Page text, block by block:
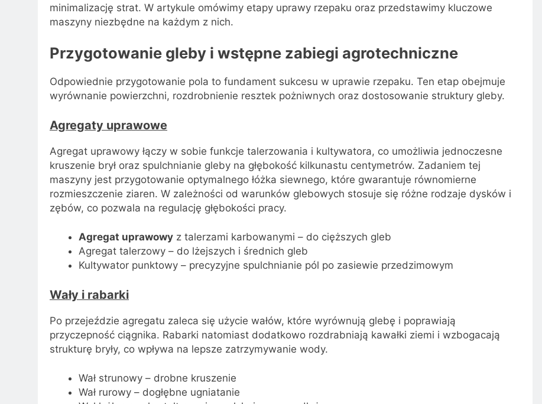
minimalizację strat. W artykule omówimy etapy uprawy rzepaku oraz przedstawimy kluczowe
maszyny niezbędne na każdym z nich.
Przygotowanie gleby i wstępne zabiegi agrotechniczne
Odpowiednie przygotowanie pola to fundament sukcesu w uprawie rzepaku. Ten etap obejmuje
wyrównanie powierzchni, rozdrobnienie resztek pożniwnych oraz dostosowanie struktury gleby.
Agregaty uprawowe
Agregat uprawowy łączy w sobie funkcje talerzowania i kultywatora, co umożliwia jednoczesne
kruszenie brył oraz spulchnianie gleby na głębokość kilkunastu centymetrów. Zadaniem tej
maszyny jest przygotowanie optymalnego łóżka siewnego, które gwarantuje równomierne
rozmieszczenie ziaren. W zależności od warunków glebowych stosuje się różne rodzaje dysków i
zębów, co pozwala na regulację głębokości pracy.
Agregat uprawowyz talerzami karbowanymi – do cięższych gleb
Agregat talerzowy – do lżejszych i średnich gleb
Kultywator punktowy – precyzyjne spulchnianie pól po zasiewie przedzimowym
Wały i rabarki
Po przejeździe agregatu zaleca się użycie wałów, które wyrównują glebę i poprawiają
przyczepność ciągnika. Rabarki natomiast dodatkowo rozdrabniają kawałki ziemi i wzbogacają
strukturę bryły, co wpływa na lepsze zatrzymywanie wody.
Wał strunowy – drobne kruszenie
Wał rurowy – dogłębne ugniatanie